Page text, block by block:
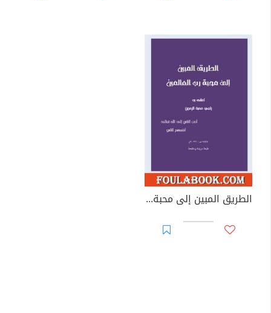
الطريق المبين إلى محبة رب العالمين